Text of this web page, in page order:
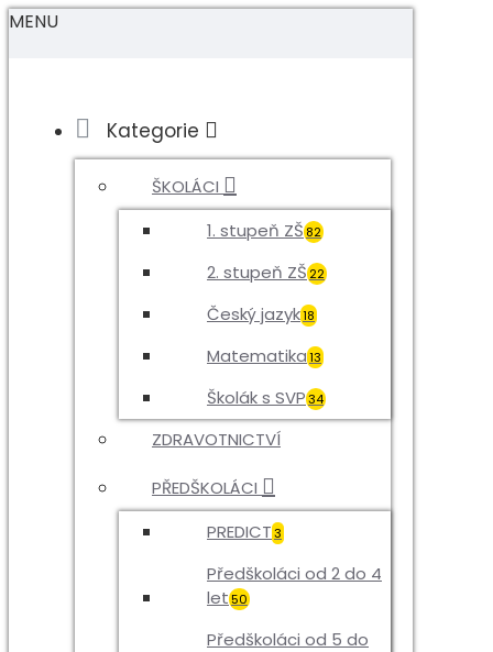
MENU
Kategorie
ŠKOLÁCI
1. stupeň ZŠ 82
2. stupeň ZŠ 22
Český jazyk18
Matematika13
Školák s SVP34
ZDRAVOTNICTVÍ
PŘEDŠKOLÁCI
PREDICT3
Předškoláci od 2 do 4
let50
Předškoláci od 5 do